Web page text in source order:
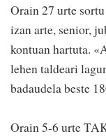
Orain 27 urte
izan arte, senior,
kontuan hartuta.
lehen taldeari
badaudela beste
Orain 5-6 urte